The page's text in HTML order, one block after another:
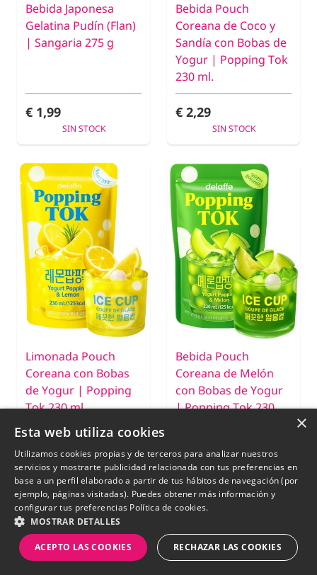
Bebida Japonesa
Gelatina Pudín (Flan)
| Sangaria 275 g
€ 1,99
SIN STOCK
Bebida Pouch
Coreana de Coco y
Sandía con Bobas de
Yogur | Popping Tok
230 ml.
€ 2,29
SIN STOCK
Limonada Pouch
Coreana con Bobas
de Yogur | Popping
Tok 230 ml.
€ 2,29
Bebida Pouch
Coreana de Melón
con Bobas de Yogur
| Popping Tok 230
€ 2,29
SIN STOCK
New New
×
Esta web utiliza cookies
Utilizamos cookies propias y de terceros para analizar nuestros
servicios y mostrarte publicidad relacionada con tus preferencias en
base a un perfil elaborado a partir de tus hábitos de navegación (por
ejemplo, páginas visitadas). Puedes obtener más información y
configurar tus preferencias Política de cookies.
MOSTRAR DETALLES
ACEPTO LAS COOKIES RECHAZAR LAS COOKIES